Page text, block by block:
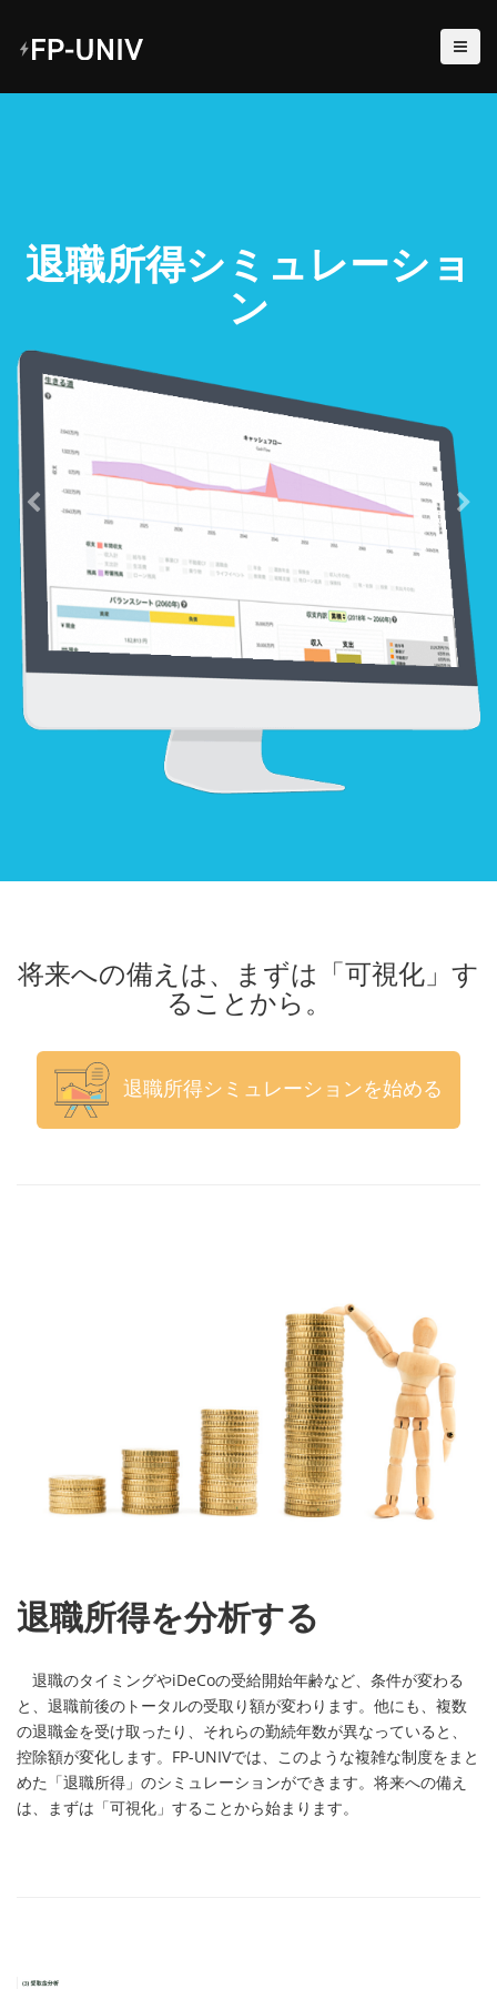
退職所得シミュレーショ
ン
将来への備えは、まずは「可視化」す
ることから。
退職所得シミュレーションを始める
退職所得を分析する
退職のタイミングやiDeCoの受給開始年齢など、条件が変わる
と、退職前後のトータルの受取り額が変わります。他にも、複数
の退職金を受け取ったり、それらの勤続年数が異なっていると、
控除額が変化します。FP-UNIVでは、このような複雑な制度をまと
めた「退職所得」のシミュレーションができます。将来への備え
は、まずは「可視化」することから始まります。